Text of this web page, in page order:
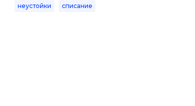
неустойки
списание